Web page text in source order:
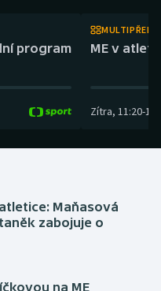
program ME v
Zítra, 11:20-
Maňasová
zabojuje o
na ME